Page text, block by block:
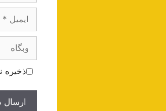
وبگاه
ذخیره